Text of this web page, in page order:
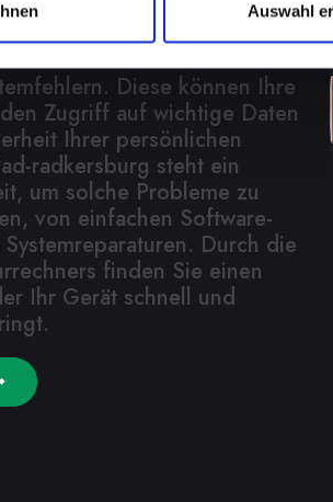
Auswahl
Vielzahl von Formen
bis hin zu
Diese können Ihre
Zugriff auf wichtige Daten
Ihrer persönlichen
radkersburg steht ein
um solche Probleme zu
von einfachen Software-
Durch die
finden Sie einen
Ihr Gerät schnell und